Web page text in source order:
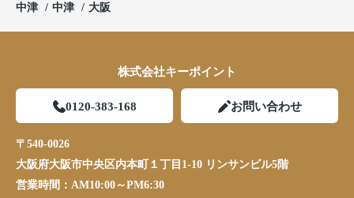
中津
中津 大阪
株式会社キーポイント
0120-383-168 お問い合わせ
〒540-0026
大阪府大阪市中央区内本町１丁目1-10 リンサンビル5階
営業時間： AM10:00～PM6:30